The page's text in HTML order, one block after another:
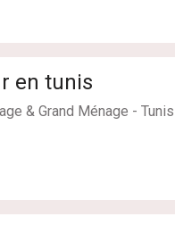
en tunis
& Grand Ménage -